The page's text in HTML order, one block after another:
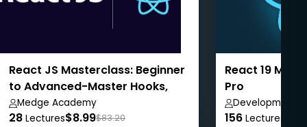
React JS Masterclass: Beginner
to Advanced-Master Hooks,
Redux & Projects
Medge Academy
28 Lectures$8.99$83.20
React 19
Pro
Development
156 Lectures